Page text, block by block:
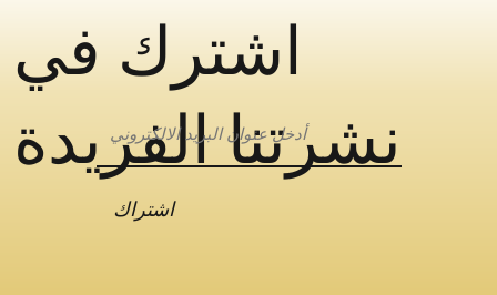
اشترك في
نشرتنا الفريدة
اشتراك